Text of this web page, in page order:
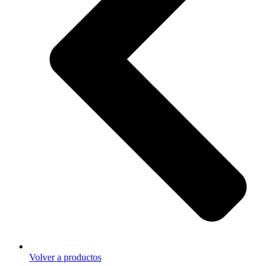
Volver a productos